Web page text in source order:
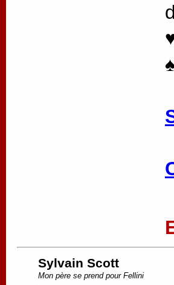
♠
Sylvain Scott
Mon père se prend pour Fellini